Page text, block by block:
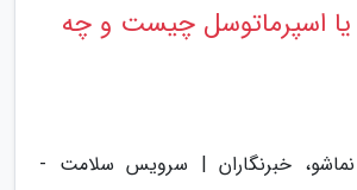
اسپرماتوسل چیست و چه
خبرنگاران | سرویس سلامت -